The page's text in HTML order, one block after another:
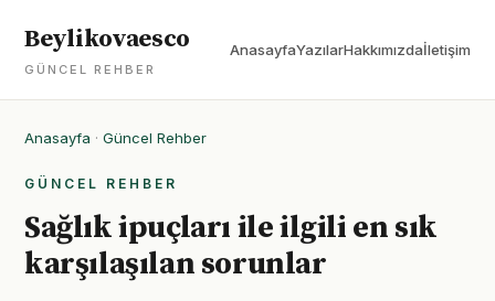
Beylikovaesco
GÜNCEL REHBER
AnasayfaYazılarHakkımızdaİletişim
Anasayfa · Güncel Rehber
GÜNCEL REHBER
Sağlık ipuçları ile ilgili en sık
karşılaşılan sorunlar